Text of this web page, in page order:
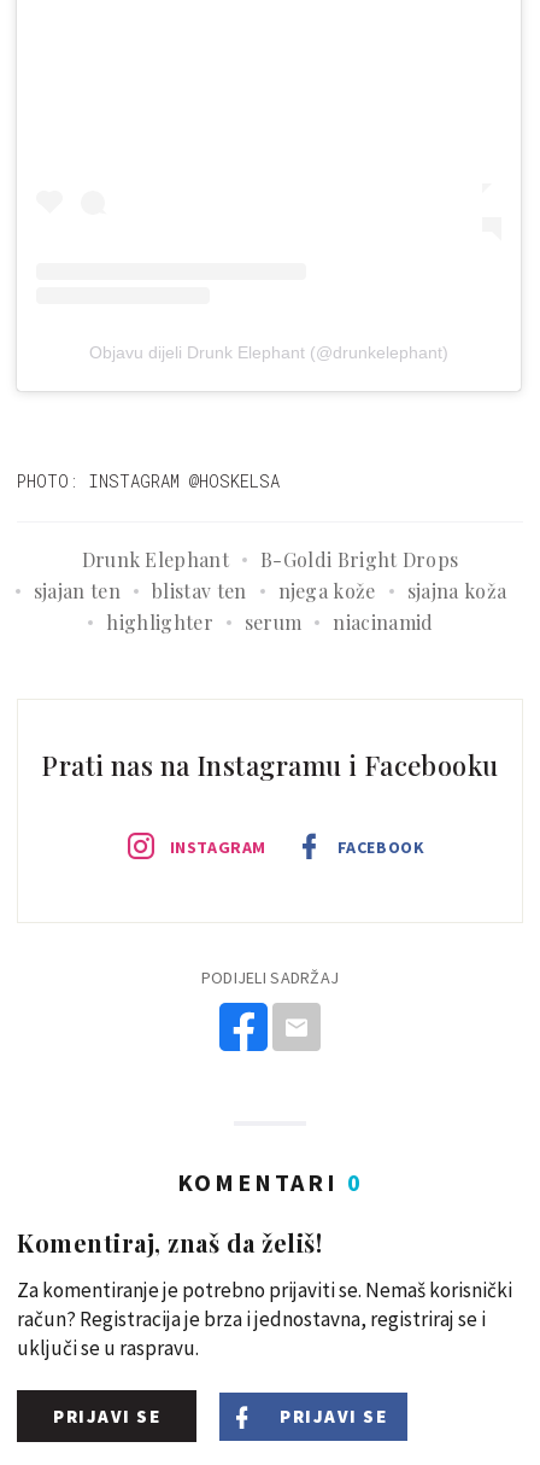
Objavu dijeli Drunk Elephant (@drunkelephant)
PHOTO: INSTAGRAM @HOSKELSA
Drunk Elephant
B-Goldi Bright Drops
sjajan ten
blistav ten njega kože
sjajna koža
highlighter
serum niacinamid
Prati nas na Instagramu i Facebooku
INSTAGRAM FACEBOOK
PODIJELI SADRŽAJ
KOMENTARI 0
Komentiraj, znaš da želiš!
Za komentiranje je potrebno prijaviti se. Nemaš korisnički
račun? Registracija je brza i jednostavna, registriraj se i
uključi se u raspravu.
PRIJAVI SE PRIJAVI SE